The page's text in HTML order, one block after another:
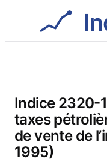
Indice 2320-
taxes
de vente de
1995)